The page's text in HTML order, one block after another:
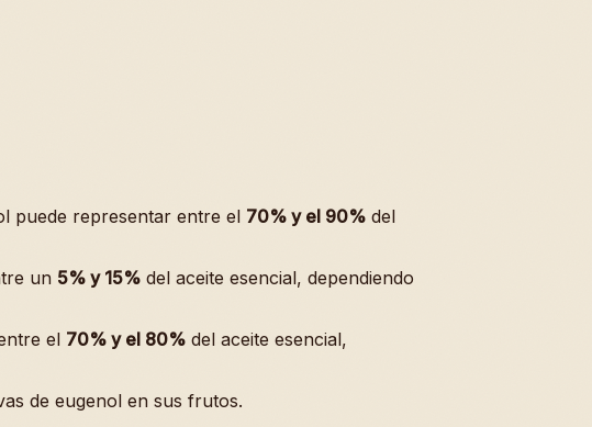
puede representar entre el 70% y el 90% del
un 5% y 15% del aceite esencial, dependiendo
el 70% y el 80% del aceite esencial,
de eugenol en sus frutos.